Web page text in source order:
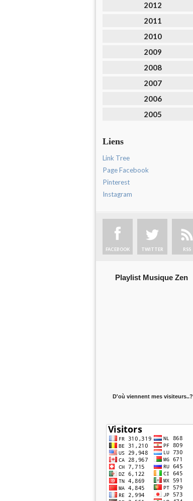
2012
2011
2010
2009
2008
2007
2006
2005
Liens
Link Tree
Page Facebook
Pinterest
Instagram
FACEBOOK TWITTER RSS
Playlist Musique Zen
D'où viennent mes visiteurs..?